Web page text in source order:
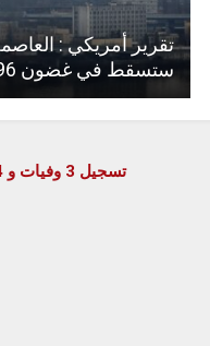
تقرير أمريكي :
ستسقط في غضون 96 ساعة
تسجيل 3 وفيات و 154 إصابة جديدة اليوم الجمعة